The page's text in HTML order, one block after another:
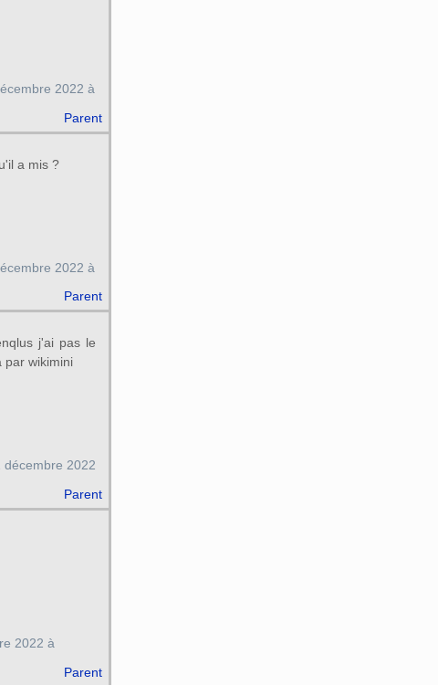
Parent
2022 à
a mis ?
Parent
2022 à
j'ai pas le
par wikimini
Parent
décembre 2022
Parent
2022 à